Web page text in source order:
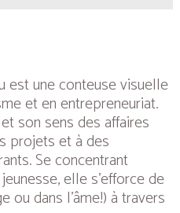
est une conteuse visuelle
et en entrepreneuriat.
son sens des affaires
projets et à des
Se concentrant
elle s’efforce de
ou dans l’âme!) à travers